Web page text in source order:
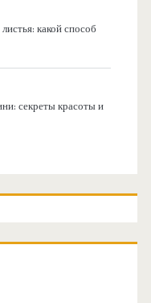
какой способ
секреты красоты и